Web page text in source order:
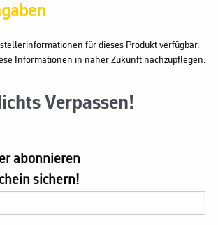
für dieses Produkt verfügbar.
Informationen in naher Zukunft nachzupflegen.
Verpassen!
abonnieren
sichern!